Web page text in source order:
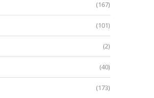
(167)
(101)
(2)
(40)
(173)